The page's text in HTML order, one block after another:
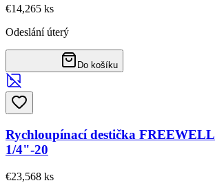
€14,265 ks
Odeslání úterý
Do košíku
Rychloupínací destička FREEWELL
1/4"-20
€23,568 ks